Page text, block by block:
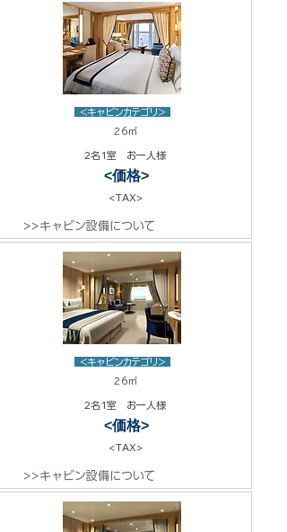
<キャビンカテゴリ>
26㎡
2名1室 お一人様
<価格>
<TAX>
>>キャビン設備について
<キャビンカテゴリ>
26㎡
2名1室 お一人様
<価格>
<TAX>
>>キャビン設備について